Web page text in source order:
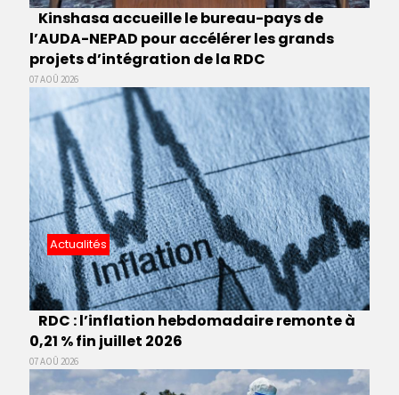
Kinshasa accueille le bureau-pays de
l’AUDA-NEPAD pour accélérer les grands
projets d’intégration de la RDC
07 AOÛ 2026
Actualités
RDC : l’inflation hebdomadaire remonte à
0,21 % fin juillet 2026
07 AOÛ 2026